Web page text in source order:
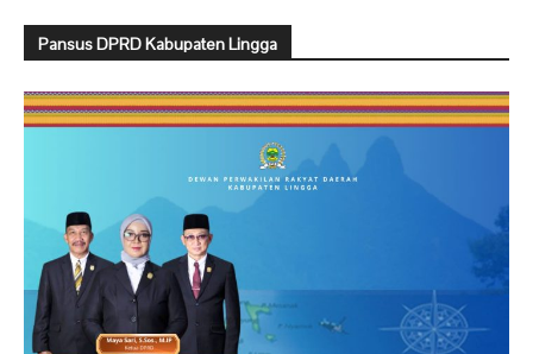
Pansus DPRD Kabupaten Lingga